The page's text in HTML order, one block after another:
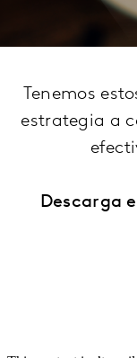
Tenemos
estrategia a
Descarga